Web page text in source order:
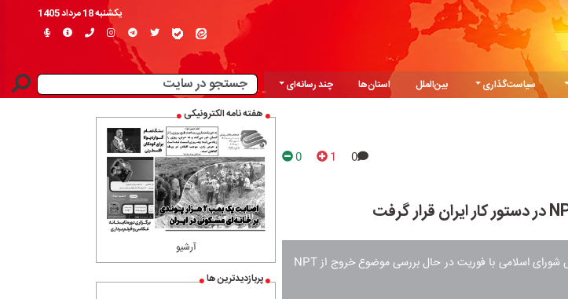
یکشنبه 18 مرداد 1405
سیاست‌گذاری بین‌الملل استان‌ها
چند رسانه‌ای
0
1
0
برخی نهادهای ذی‌ربط در ایران از جمله مجلس شورای اسلامی با فوریت در حال بررسی موضوع خروج از NPT
هفته نامه الکترونیکی
آرشیو
پربازدیدترین ها